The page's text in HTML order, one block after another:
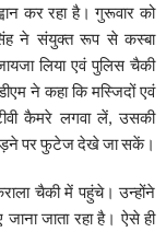
कर रहा है। गुरूवार को
ने संयुक्त रूप से कस्बा
लिया एवं पुलिस चैकी
ने कहा कि मस्जिदों एवं
कैमरे लगवा लें, उसकी
पड़ने पर फुटेज देखे जा सकें।
चैकी में पहुंचे। उन्होंने
जाता रहा है। ऐसे ही